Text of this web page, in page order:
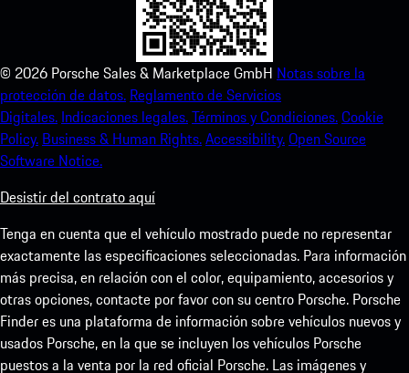
© 2026 Porsche Sales & Marketplace GmbH Notas sobre la
protección de datos. Reglamento de Servicios
Digitales. Indicaciones legales.Términos y Condiciones.Cookie
Policy. Business & Human Rights.Accessibility.Open Source
Software Notice.
Desistir del contrato aquí
Tenga en cuenta que el vehículo mostrado puede no representar
exactamente las especificaciones seleccionadas. Para información
más precisa, en relación con el color, equipamiento, accesorios y
otras opciones, contacte por favor con su centro Porsche. Porsche
Finder es una plataforma de información sobre vehículos nuevos y
usados Porsche, en la que se incluyen los vehículos Porsche
puestos a la venta por la red oficial Porsche. Las imágenes y